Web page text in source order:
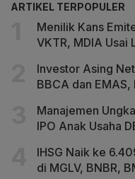
ARTIKEL TERPOPULER
Menilik Kans
VKTR, MDIA Usai
Investor Asing
BBCA dan EMAS,
Manajemen
IPO Anak Usaha
IHSG Naik ke
di MGLV, BNBR,